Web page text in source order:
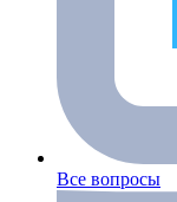
Все вопросы